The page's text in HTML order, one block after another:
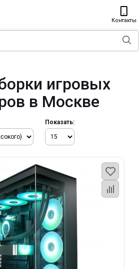
Контакты
игровых
в Москве
Показать: